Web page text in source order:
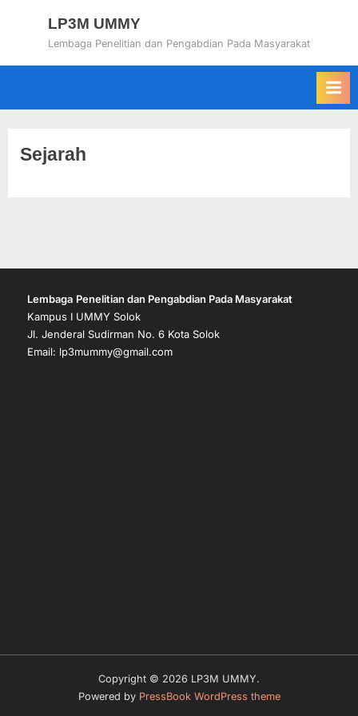
LP3M UMMY
Lembaga Penelitian dan Pengabdian Pada Masyarakat
Sejarah
Lembaga Penelitian dan Pengabdian Pada Masyarakat
Kampus I UMMY Solok
Jl. Jenderal Sudirman No. 6 Kota Solok
Email: lp3mummy@gmail.com
Copyright © 2026 LP3M UMMY.
Powered by PressBook WordPress theme